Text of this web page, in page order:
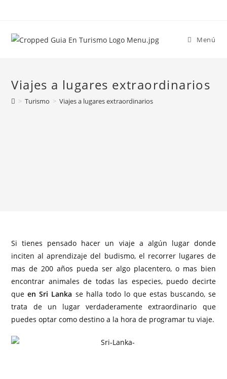
Menú
Viajes a lugares extraordinarios
> Turismo > Viajes a lugares extraordinarios
Si tienes pensado hacer un viaje a algún lugar donde
inciten al aprendizaje del budismo, el recorrer lugares de
mas de 200 años pueda ser algo placentero, o mas bien
encontrar animales de todas las especies, puedo decirte
queen Sri Lanka se halla todo lo que estas buscando, se
trata de un lugar verdaderamente extraordinario que
puedes optar como destino a la hora de programar tu viaje.